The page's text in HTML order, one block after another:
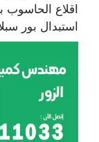
اقلاع الحاسوب
استبدال بور